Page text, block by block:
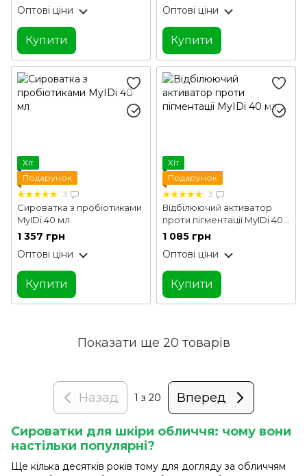
Оптові ціни
Купити
Оптові ціни
Купити
Хіт
Подарунок
3
Сироватка з пробіотиками
MyIDi 40 мл
1 357 грн
Оптові ціни
Купити
Хіт
Подарунок
3
Відбілюючий активатор
проти пігментації MyIDi 40
мл
1 085 грн
Оптові ціни
Купити
Показати ще 20 товарів
Назад 1 з 20 Вперед
Сироватки для шкіри обличчя: чому вони
настільки популярні?
Ще кілька десятків років тому для догляду за обличчям